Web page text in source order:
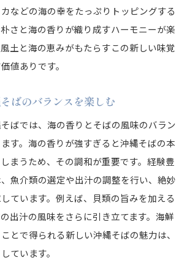
などの海の幸をたっぷりトッピングする
さと海の香りが織り成すハーモニーが楽
土と海の恵みがもたらすこの新しい味覚
値ありです。
ばのバランスを楽しむ
ばでは、海の香りとそばの風味のバラン
す。海の香りが強すぎると沖縄そばの本
まうため、その調和が重要です。経験豊
魚介類の選定や出汁の調整を行い、絶妙
ています。例えば、貝類の旨みを加える
出汁の風味をさらに引き立てます。海鮮
とで得られる新しい沖縄そばの魅力は、
ています。